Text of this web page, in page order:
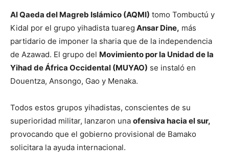
Al Qaeda del Magreb Islámico (AQMI) tomo Tombuctú y
Kidal por el grupo yihadista tuareg Ansar Dine, más
partidario de imponer la sharia que de la independencia
de Azawad. El grupo del Movimiento por la Unidad de la
Yihad de África Occidental (MUYAO) se instaló en
Douentza, Ansongo, Gao y Menaka.
Todos estos grupos yihadistas, conscientes de su
superioridad militar, lanzaron una ofensiva hacia el sur,
provocando que el gobierno provisional de Bamako
solicitara la ayuda internacional.